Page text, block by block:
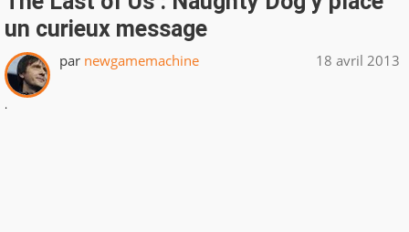
un curieux message
par newgamemachine 18 avril 2013
.